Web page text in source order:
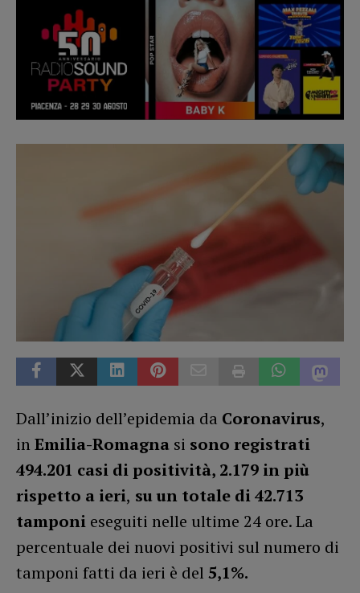
Dall’inizio dell’epidemia da Coronavirus,
inEmilia-Romagna si sono registrati
494.201 casi di positività, 2.179 in più
rispetto a ieri, su un totale di 42.713
tamponi eseguiti nelle ultime 24 ore. La
percentuale dei nuovi positivi sul numero di
tamponi fatti da ieri è del 5,1%.